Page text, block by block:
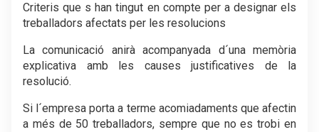
Criteris que s han tingut en compte per a designar els
treballadors afectats per les resolucions
La comunicació anirà acompanyada d´una memòria
explicativa amb les causes justificatives de la
resolució.
Si l´empresa porta a terme acomiadaments que afectin
a més de 50 treballadors, sempre que no es trobi en